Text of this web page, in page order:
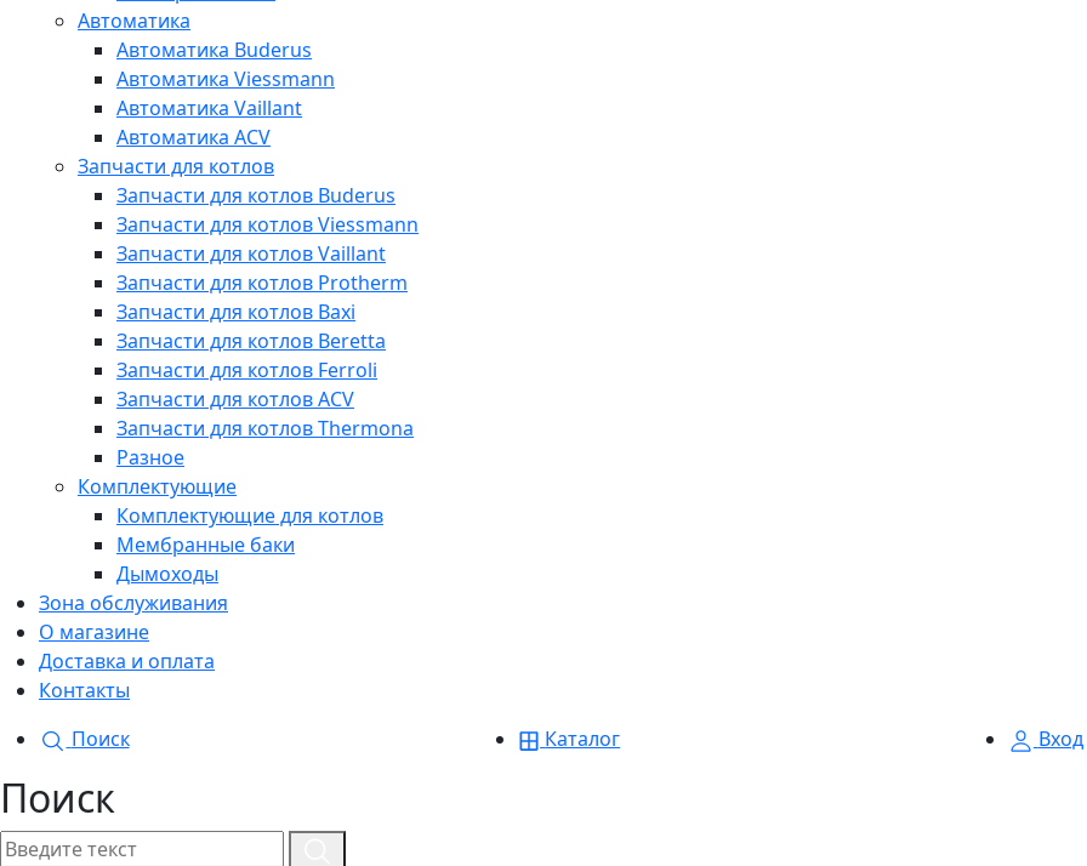
Автоматика
Автоматика Buderus
Автоматика Viessmann
Автоматика Vaillant
Автоматика ACV
Запчасти для котлов
Запчасти для котлов Buderus
Запчасти для котлов Viessmann
Запчасти для котлов Vaillant
Запчасти для котлов Protherm
Запчасти для котлов Baxi
Запчасти для котлов Beretta
Запчасти для котлов Ferroli
Запчасти для котлов ACV
Запчасти для котлов Thermona
Разное
Комплектующие
Комплектующие для котлов
Мембранные баки
Дымоходы
Зона обслуживания
О магазине
Доставка и оплата
Контакты
Поиск
Каталог Вход
Поиск